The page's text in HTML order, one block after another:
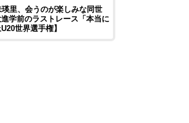
里、会うのが楽しみな同世
学前のラストレース「本当に
世界選手権】